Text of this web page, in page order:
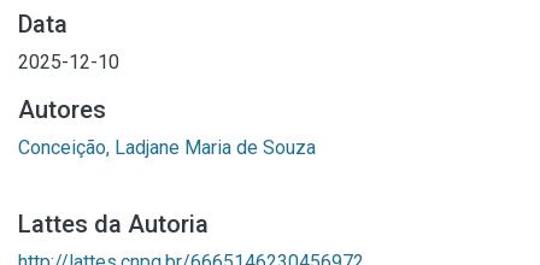
Data
2025-12-10
Autores
Conceição, Ladjane Maria de Souza
Lattes da Autoria